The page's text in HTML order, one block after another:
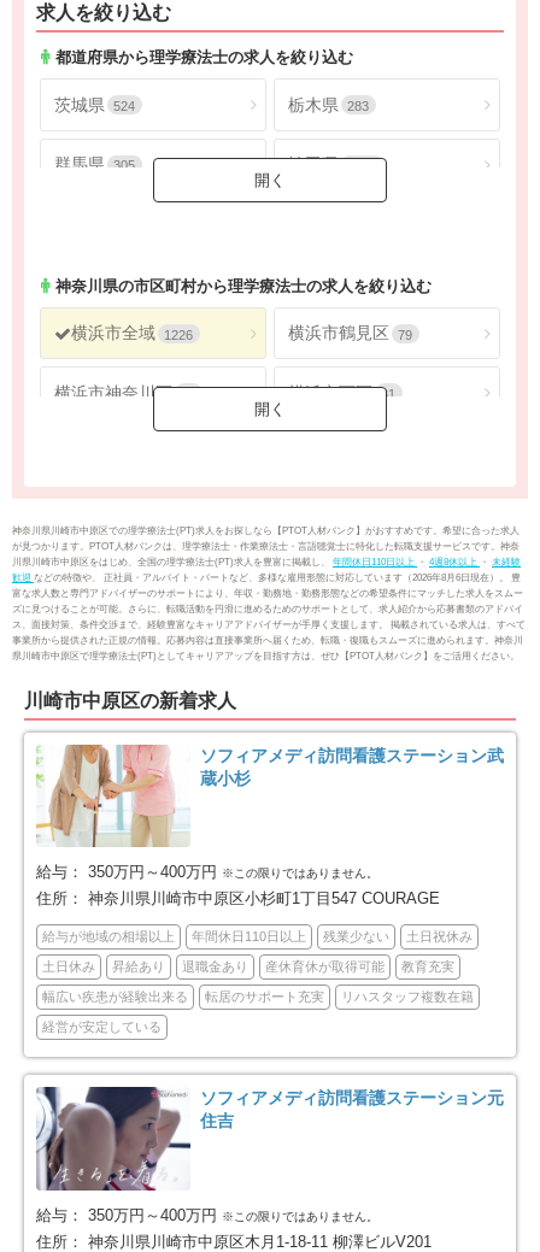
求人を絞り込む
都道府県から理学療法士の求人を絞り込む
茨城県 524 栃木県 283
群馬県 305 埼玉県
神奈川県 2688
神奈川県の市区町村から理学療法士の求人を絞り込む
横浜市全域 1226 横浜市鶴見区 79
横浜市神奈川区 横浜市西区 31
横浜市金沢区 51 横浜市港北区 125
横浜市戸塚区 100 横浜市港南区 88
横浜市旭区 104
横浜市瀬谷区 41 横浜市栄区 25
横浜市泉区
横浜市都筑区 79 川崎市全域
川崎市川崎区 66 川崎市幸区 61
川崎市中原区 71 川崎市高津区 65
川崎市麻生区 50 相模原市全域
相模原市緑区
相模原市南区 横須賀市 77
神奈川県川崎市中原区での理学療法士(PT)求人をお探しなら【PTOT人材バンク】がおすすめです。希望に合った求人
が見つかります。PTOT人材バンクは、理学療法士・作業療法士・言語聴覚士に特化した転職支援サービスです。神奈
川県川崎市中原区をはじめ、全国の理学療法士(PT)求人を豊富に掲載し、 年間休日110日以上 ・ 4週8休以上 ・ 未経験
歓迎 などの特徴や、 正社員・アルバイト・パートなど、多様な雇用形態に対応しています（2026年8月6日現在）。 豊
富な求人数と専門アドバイザーのサポートにより、年収・勤務地・勤務形態などの希望条件にマッチした求人をスムー
ズに見つけることが可能。さらに、転職活動を円滑に進めるためのサポートとして、求人紹介から応募書類のアドバイ
ス、面接対策、条件交渉まで、経験豊富なキャリアアドバイザーが手厚く支援します。 掲載されている求人は、すべて
事業所から提供された正規の情報。応募内容は直接事業所へ届くため、転職・復職もスムーズに進められます。神奈川
県川崎市中原区で理学療法士(PT)としてキャリアアップを目指す方は、ぜひ【PTOT人材バンク】をご活用ください。
川崎市中原区の新着求人
ソフィアメディ訪問看護ステーション武
蔵小杉
給与： 350万円～400万円 ※この限りではありません。
住所： 神奈川県川崎市中原区小杉町1丁目547 COURAGE
給与が地域の相場以上 年間休日110日以上 残業少ない 土日祝休み
土日休み 昇給あり 退職金あり 産休育休が取得可能 教育充実
幅広い疾患が経験出来る 転居のサポート充実 リハスタッフ複数在籍
経営が安定している
ソフィアメディ訪問看護ステーション元
住吉
給与： 350万円～400万円 ※この限りではありません。
住所： 神奈川県川崎市中原区木月1-18-11 柳澤ビルV201